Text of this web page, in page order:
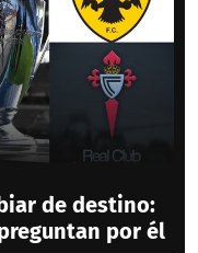
de destino:
por él